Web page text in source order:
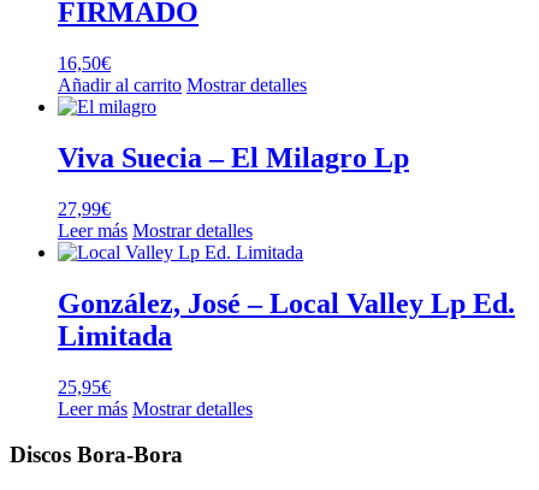
FIRMADO
16,50€
Añadir al carrito Mostrar detalles
Viva Suecia – El Milagro Lp
27,99€
Leer más Mostrar detalles
González, José – Local Valley Lp Ed.
Limitada
25,95€
Leer más Mostrar detalles
Discos Bora-Bora